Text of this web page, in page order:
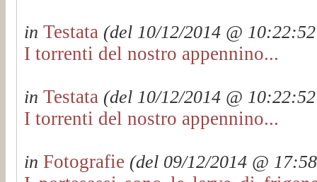
in Testata (del 10/12/2014 @
I torrenti del nostro appennino...
in Testata (del 10/12/2014 @
I torrenti del nostro appennino...
in Fotografie (del 09/12/2014 @